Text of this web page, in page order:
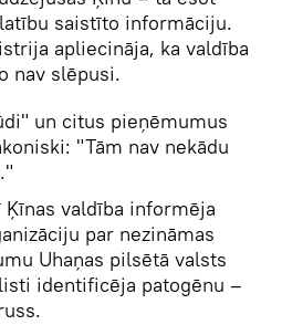
saistīto informāciju.
apliecināja, ka valdība
nav slēpusi.
un citus pieņēmumus
"Tām nav nekādu
Ķīnas valdība informēja
par nezināmas
Uhaņas pilsētā valsts
identificēja patogēnu –